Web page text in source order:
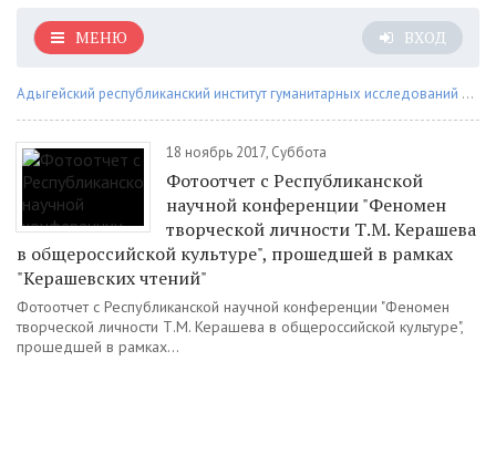
ВХОД
МЕНЮ
Адыгейский республиканский институт гуманитарных исследований им. Т.М. Керашева
18 ноябрь 2017, Суббота
Фотоотчет с Республиканской
научной конференции "Феномен
творческой личности Т.М. Керашева
в общероссийской культуре", прошедшей в рамках
"Керашевских чтений"
Фотоотчет с Республиканской научной конференции "Феномен
творческой личности Т.М. Керашева в общероссийской культуре",
прошедшей в рамках...